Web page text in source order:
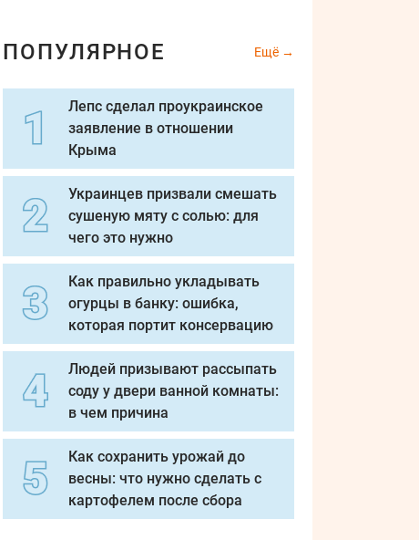
ПОПУЛЯРНОЕ Ещё
Лепс сделал проукраинское
заявление в отношении
Крыма
Украинцев призвали смешать
сушеную мяту с солью: для
чего это нужно
Как правильно укладывать
огурцы в банку: ошибка,
которая портит консервацию
Людей призывают рассыпать
соду у двери ванной комнаты:
в чем причина
Как сохранить урожай до
весны: что нужно сделать с
картофелем после сбора